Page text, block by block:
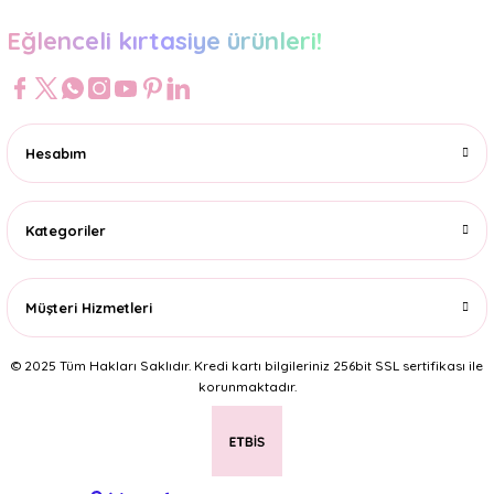
Eğlenceli kırtasiye ürünleri!
Hesabım
Kategoriler
Müşteri Hizmetleri
© 2025 Tüm Hakları Saklıdır. Kredi kartı bilgileriniz 256bit SSL sertifikası ile
korunmaktadır.